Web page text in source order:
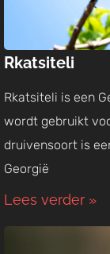
Rkatsiteli
Rkatsiteli is een
wordt gebruikt
druivensoort is
Georgië
Lees verder »